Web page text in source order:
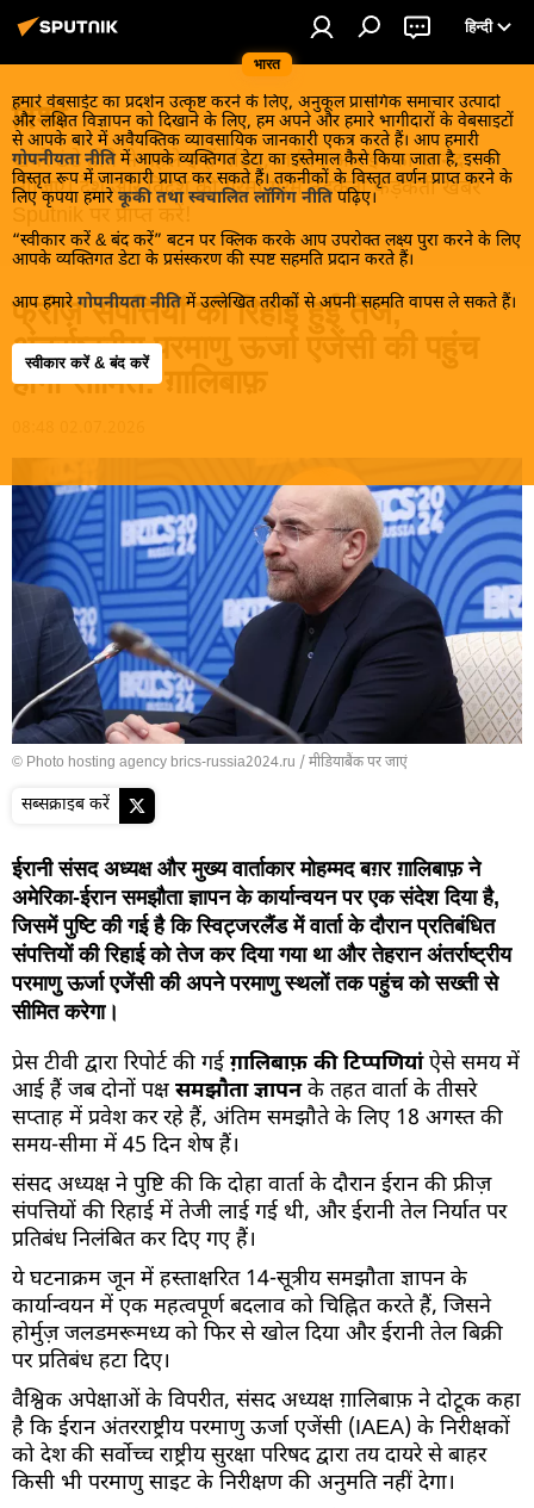
भारत
हिन्दी
हमारे वेबसाईट का प्रदर्शन उत्कृष्ट करने के लिए, अनुकूल प्रासंगिक समाचार उत्पादों
और लक्षित विज्ञापन को दिखाने के लिए, हम अपने और हमारे भागीदारों के वेबसाइटों
से आपके बारे में अवैयक्तिक व्यावसायिक जानकारी एकत्र करते हैं। आप हमारी
गोपनीयता नीति में आपके व्यक्तिगत डेटा का इस्तेमाल कैसे किया जाता है, इसकी
विस्तृत रूप में जानकारी प्राप्त कर सकते हैं। तकनीकों के विस्तृत वर्णन प्राप्त करने के
लिए कृपया हमारे कूकी तथा स्वचालित लॉगिंग नीति पढ़िए।
“स्वीकार करें & बंद करें” बटन पर क्लिक करके आप उपरोक्त लक्ष्य पुरा करने के लिए
आपके व्यक्तिगत डेटा के प्रसंस्करण की स्पष्ट सहमति प्रदान करते हैं।
आप हमारे गोपनीयता नीति में उल्लेखित तरीकों से अपनी सहमति वापस ले सकते हैं।
स्वीकार करें & बंद करें
विश्व
खबरें ठंडे होने से पहले इन्हें पढ़िए, जानिए और इनका आनंद
लीजिए। देश और विदेश की गरमा गरम तड़कती फड़कती खबरें
Sputnik पर प्राप्त करें!
फ्रीज़ संपत्तियों की रिहाई हुई तेज,
अंतर्राष्ट्रीय परमाणु ऊर्जा एजेंसी की पहुंच
होगी सीमित: ग़ालिबाफ़
© Photo hosting agency brics-russia2024.ru /मीडियाबैंक पर जाएं
सब्सक्राइब करें
ईरानी संसद अध्यक्ष और मुख्य वार्ताकार मोहम्मद बग़र ग़ालिबाफ़ ने
अमेरिका-ईरान समझौता ज्ञापन के कार्यान्वयन पर एक संदेश दिया है,
जिसमें पुष्टि की गई है कि स्विट्जरलैंड में वार्ता के दौरान प्रतिबंधित
संपत्तियों की रिहाई को तेज कर दिया गया था और तेहरान अंतर्राष्ट्रीय
परमाणु ऊर्जा एजेंसी की अपने परमाणु स्थलों तक पहुंच को सख्ती से
सीमित करेगा।
प्रेस टीवी द्वारा रिपोर्ट की गईग़ालिबाफ़ की टिप्पणियांऐसे समय में
आई हैं जब दोनों पक्ष समझौता ज्ञापनके तहत वार्ता के तीसरे
सप्ताह में प्रवेश कर रहे हैं, अंतिम समझौते के लिए 18 अगस्त की
समय-सीमा में 45 दिन शेष हैं।
संसद अध्यक्ष ने पुष्टि की कि दोहा वार्ता के दौरान ईरान की फ्रीज़
संपत्तियों की रिहाई में तेजी लाई गई थी, और ईरानी तेल निर्यात पर
प्रतिबंध निलंबित कर दिए गए हैं।
ये घटनाक्रम जून में हस्ताक्षरित 14-सूत्रीय समझौता ज्ञापन के
कार्यान्वयन में एक महत्वपूर्ण बदलाव को चिह्नित करते हैं, जिसने
होर्मुज़ जलडमरूमध्य को फिर से खोल दिया और ईरानी तेल बिक्री
पर प्रतिबंध हटा दिए।
वैश्विक अपेक्षाओं के विपरीत, संसद अध्यक्ष ग़ालिबाफ़ ने दोटूक कहा
है कि ईरान अंतरराष्ट्रीय परमाणु ऊर्जा एजेंसी (IAEA) के निरीक्षकों
को देश की सर्वोच्च राष्ट्रीय सुरक्षा परिषद द्वारा तय दायरे से बाहर
किसी भी परमाणु साइट के निरीक्षण की अनुमति नहीं देगा।